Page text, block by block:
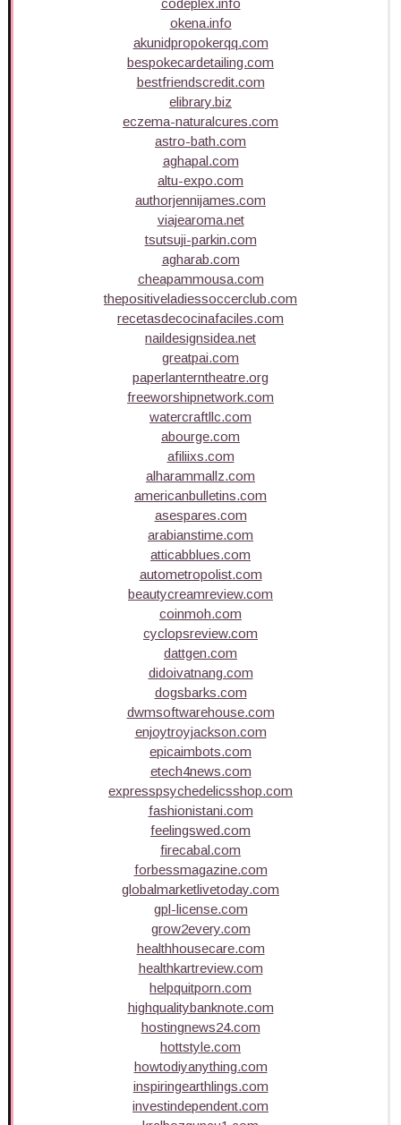
okena.info
akunidpropokerqq.com
bespokecardetailing.com
bestfriendscredit.com
elibrary.biz
eczema-naturalcures.com
astro-bath.com
aghapal.com
altu-expo.com
authorjennijames.com
viajearoma.net
tsutsuji-parkin.com
agharab.com
cheapammousa.com
thepositiveladiessoccerclub.com
recetasdecocinafaciles.com
naildesignsidea.net
greatpai.com
paperlanterntheatre.org
freeworshipnetwork.com
watercraftllc.com
abourge.com
afiliixs.com
alharammallz.com
americanbulletins.com
asespares.com
arabianstime.com
atticabblues.com
autometropolist.com
beautycreamreview.com
coinmoh.com
cyclopsreview.com
dattgen.com
didoivatnang.com
dogsbarks.com
dwmsoftwarehouse.com
enjoytroyjackson.com
epicaimbots.com
etech4news.com
expresspsychedelicsshop.com
fashionistani.com
feelingswed.com
firecabal.com
forbessmagazine.com
globalmarketlivetoday.com
gpl-license.com
grow2every.com
healthhousecare.com
healthkartreview.com
helpquitporn.com
highqualitybanknote.com
hostingnews24.com
hottstyle.com
howtodiyanything.com
inspiringearthlings.com
investindependent.com